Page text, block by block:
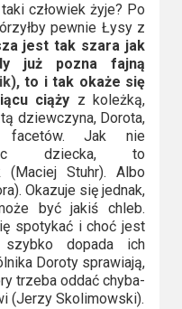
człowiek żyje? Po
pewnie Łysy z
jest tak szara jak
już pozna fajną
to i tak okaże się
ciąży z koleżką,
dziewczyna, Dorota,
Jak nie
dziecka, to
(Maciej Stuhr). Albo
Okazuje się jednak,
być jakiś chleb.
spotykać i choć jest
dopada ich
Doroty sprawiają,
trzeba oddać chyba-
(Jerzy Skolimowski).